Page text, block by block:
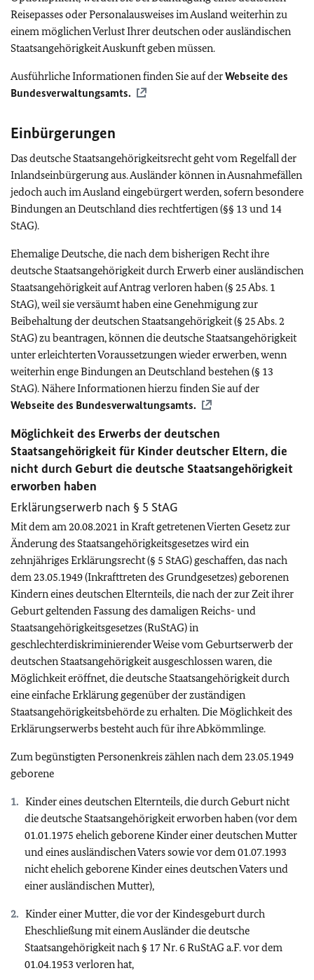
Reisepasses oder Personalausweises im Ausland weiterhin zu
einem möglichen Verlust Ihrer deutschen oder ausländischen
Staatsangehörigkeit Auskunft geben müssen.
Ausführliche Informationen finden Sie auf derWebseite des
Bundesverwaltungsamts.
Einbürgerungen
Das deutsche Staatsangehörigkeitsrecht geht vom Regelfall der
Inlandseinbürgerung aus. Ausländer können in Ausnahmefällen
jedoch auch im Ausland eingebürgert werden, sofern besondere
Bindungen an Deutschland dies rechtfertigen (§§ 13 und 14
StAG).
Ehemalige Deutsche, die nach dem bisherigen Recht ihre
deutsche Staatsangehörigkeit durch Erwerb einer ausländischen
Staatsangehörigkeit auf Antrag verloren haben (§ 25 Abs. 1
StAG), weil sie versäumt haben eine Genehmigung zur
Beibehaltung der deutschen Staatsangehörigkeit (§ 25 Abs. 2
StAG) zu beantragen, können die deutsche Staatsangehörigkeit
unter erleichterten Voraussetzungen wieder erwerben, wenn
weiterhin enge Bindungen an Deutschland bestehen (§ 13
StAG). Nähere Informationen hierzu finden Sie auf der
Webseite des Bundesverwaltungsamts.
Möglichkeit des Erwerbs der deutschen
Staatsangehörigkeit für Kinder deutscher Eltern, die
nicht durch Geburt die deutsche Staatsangehörigkeit
erworben haben
Erklärungserwerb nach § 5 StAG
Mit dem am 20.08.2021 in Kraft getretenen Vierten Gesetz zur
Änderung des Staatsangehörigkeitsgesetzes wird ein
zehnjähriges Erklärungsrecht (§ 5 StAG) geschaffen, das nach
dem 23.05.1949 (Inkrafttreten des Grundgesetzes) geborenen
Kindern eines deutschen Elternteils, die nach der zur Zeit ihrer
Geburt geltenden Fassung des damaligen Reichs- und
Staatsangehörigkeitsgesetzes (RuStAG) in
geschlechterdiskriminierender Weise vom Geburtserwerb der
deutschen Staatsangehörigkeit ausgeschlossen waren, die
Möglichkeit eröffnet, die deutsche Staatsangehörigkeit durch
eine einfache Erklärung gegenüber der zuständigen
Staatsangehörigkeitsbehörde zu erhalten. Die Möglichkeit des
Erklärungserwerbs besteht auch für ihre Abkömmlinge.
Zum begünstigten Personenkreis zählen nach dem 23.05.1949
geborene
Kinder eines deutschen Elternteils, die durch Geburt nicht
die deutsche Staatsangehörigkeit erworben haben (vor dem
01.01.1975 ehelich geborene Kinder einer deutschen Mutter
und eines ausländischen Vaters sowie vor dem 01.07.1993
nicht ehelich geborene Kinder eines deutschen Vaters und
einer ausländischen Mutter),
Kinder einer Mutter, die vor der Kindesgeburt durch
Eheschließung mit einem Ausländer die deutsche
Staatsangehörigkeit nach § 17 Nr. 6 RuStAG a.F. vor dem
01.04.1953 verloren hat,